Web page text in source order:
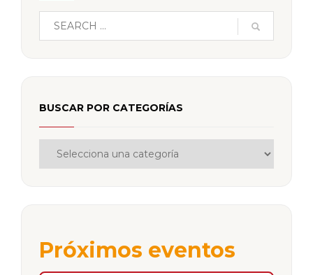
BUSCAR POR CATEGORÍAS
Próximos eventos